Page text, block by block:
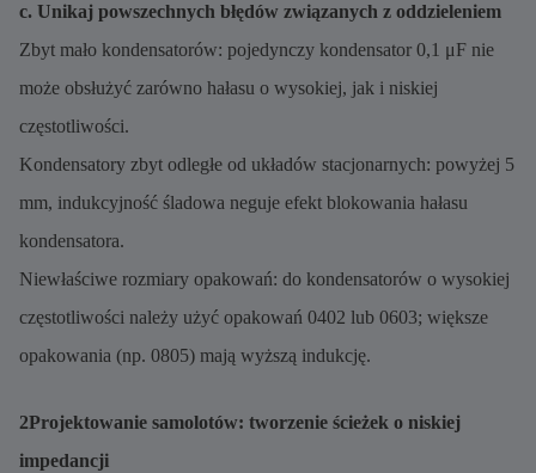
c. Unikaj powszechnych błędów związanych z oddzieleniem
Zbyt mało kondensatorów: pojedynczy kondensator 0,1 μF nie
może obsłużyć zarówno hałasu o wysokiej, jak i niskiej
częstotliwości.
Kondensatory zbyt odległe od układów stacjonarnych: powyżej 5
mm, indukcyjność śladowa neguje efekt blokowania hałasu
kondensatora.
Niewłaściwe rozmiary opakowań: do kondensatorów o wysokiej
częstotliwości należy użyć opakowań 0402 lub 0603; większe
opakowania (np. 0805) mają wyższą indukcję.
2Projektowanie samolotów: tworzenie ścieżek o niskiej
impedancji